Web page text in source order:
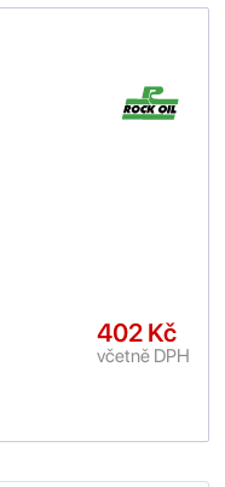
402 Kč
včetně DPH